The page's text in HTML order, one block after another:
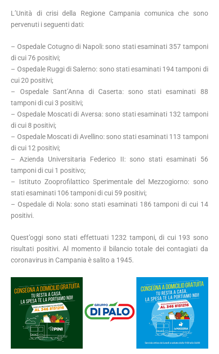
L’Unità di crisi della Regione Campania comunica che sono
pervenuti i seguenti dati:
– Ospedale Cotugno di Napoli: sono stati esaminati 357 tamponi
di cui 76 positivi;
– Ospedale Ruggi di Salerno: sono stati esaminati 194 tamponi di
cui 20 positivi;
– Ospedale Sant’Anna di Caserta: sono stati esaminati 88
tamponi di cui 3 positivi;
– Ospedale Moscati di Aversa: sono stati esaminati 132 tamponi
di cui 8 positivi;
– Ospedale Moscati di Avellino: sono stati esaminati 113 tamponi
di cui 12 positivi;
– Azienda Universitaria Federico II: sono stati esaminati 56
tamponi di cui 1 positivo;
– Istituto Zooprofilattico Sperimentale del Mezzogiorno: sono
stati esaminati 106 tamponi di cui 59 positivi;
– Ospedale di Nola: sono stati esaminati 186 tamponi di cui 14
positivi.
Quest’oggi sono stati effettuati 1232 tamponi, di cui 193 sono
risultati positivi. Al momento il bilancio totale dei contagiati da
coronavirus in Campania è salito a 1945.